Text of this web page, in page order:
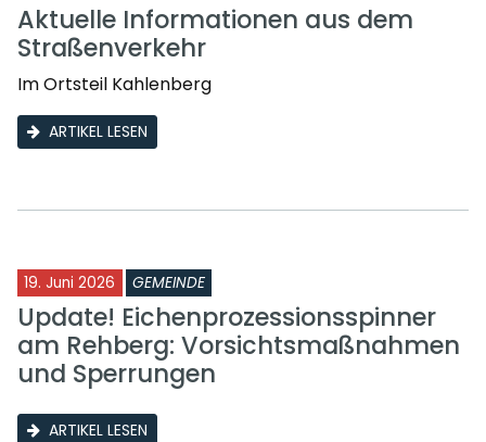
Aktuelle Informationen aus dem
Straßenverkehr
Im Ortsteil Kahlenberg
ARTIKEL LESEN
19. Juni 2026 GEMEINDE
Update! Eichenprozessionsspinner
am Rehberg: Vorsichtsmaßnahmen
und Sperrungen
ARTIKEL LESEN